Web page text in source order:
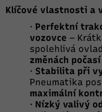
Klíčové vlastnosti a
· Perfektní
vozovce –
spolehlivá
změnách počasí
· Stabilita při
Pneumatika
maximální
· Nízký valivý